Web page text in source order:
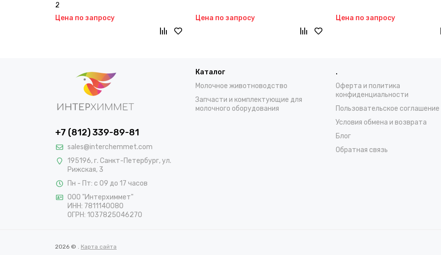
2
Цена по запросу
Цена по запросу Цена по запросу
+7 (812) 339-89-81
sales@interchemmet.com
195196, г. Санкт-Петербург, ул.
Рижская, 3
Пн - Пт: с 09 до 17 часов
ООО "Интерхиммет"
ИНН: 7811140080
ОГРН: 1037825046270
Каталог
Молочное животноводство
Запчасти и комплектующие для
молочного оборудования
.
Оферта и политика
конфиденциальности
Пользовательское соглашение
Условия обмена и возврата
Блог
Обратная связь
2026 © . Карта сайта